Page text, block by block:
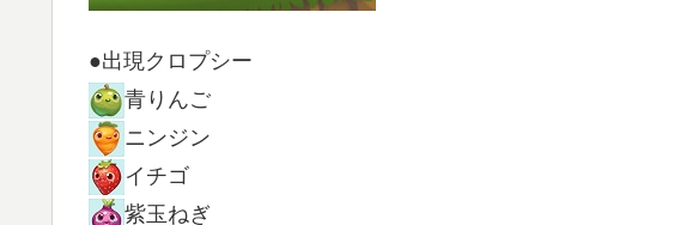
●出現クロプシー
青りんご
ニンジン
イチゴ
紫玉ねぎ